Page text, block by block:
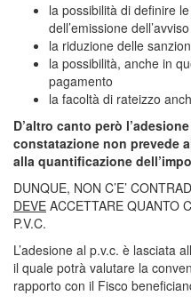
la possibilità di definire
dell’emissione
la riduzione delle
la possibilità, anche in
pagamento
la facoltà di rateizzo
D’altro canto però
constatazione non prevede
alla quantificazione
DUNQUE, NON C’E’
DEVE ACCETTARE QUANTO
P.V.C.
L’adesione al p.v.c. è lasciata
il quale potrà valutare la
rapporto con il Fisco